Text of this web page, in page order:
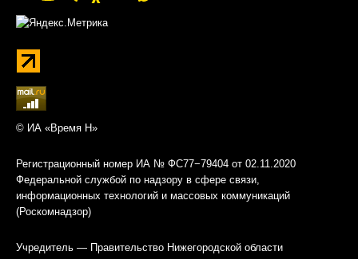
© ИА «Время Н»
Регистрационный номер ИА № ФС77−79404 от 02.11.2020
Федеральной службой по надзору в сфере связи,
информационных технологий и массовых коммуникаций
(Роскомнадзор)
Учредитель — Правительство Нижегородской области